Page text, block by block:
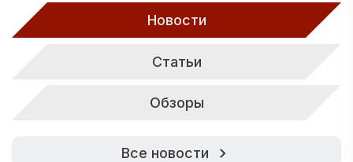
Новости
Статьи
Обзоры
Все новости